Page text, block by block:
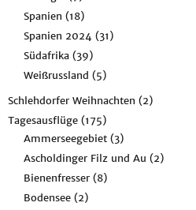
Spanien (18)
Spanien 2024 (31)
Südafrika (39)
Weißrussland (5)
Schlehdorfer Weihnachten (2)
Tagesausflüge (175)
Ammerseegebiet (3)
Ascholdinger Filz und Au (2)
Bienenfresser (8)
Bodensee (2)